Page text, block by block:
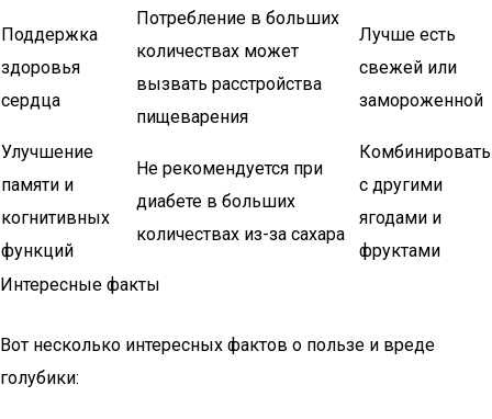
Поддержка
здоровья
сердца
Потребление в больших
количествах может
вызвать расстройства
пищеварения
Лучше есть
свежей или
замороженной
Улучшение
памяти и
когнитивных
функций
Не рекомендуется при
диабете в больших
количествах из-за сахара
Комбинировать
с другими
ягодами и
фруктами
Интересные факты
Вот несколько интересных фактов о пользе и вреде
голубики: